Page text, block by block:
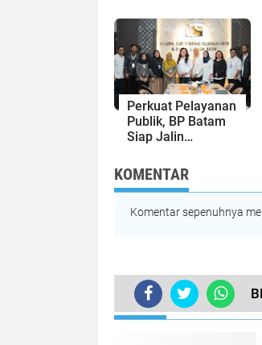
Rekayasa Lalu
Lintasnya
Perkuat Pelayanan
Publik, BP Batam
Siap Jalin
Kantor Bahasa
Kepri
KOMENTAR
Komentar sepenuhnya
TERKINI